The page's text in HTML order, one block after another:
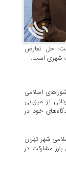
حل تعارض
شهری است.
اسلامی
از میزبانی
خود در
شهر تهران
مشارکت در